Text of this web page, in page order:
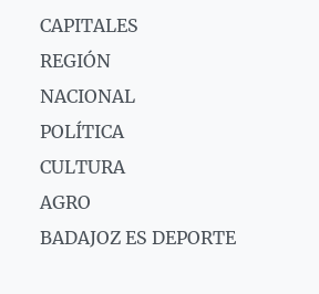
CAPITALES
REGIÓN
NACIONAL
POLÍTICA
CULTURA
AGRO
BADAJOZ ES DEPORTE